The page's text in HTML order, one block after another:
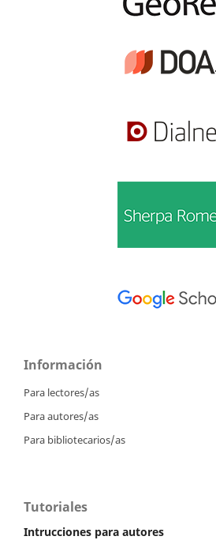
Información
Para lectores/as
Para autores/as
Para bibliotecarios/as
Tutoriales
Intrucciones para autores